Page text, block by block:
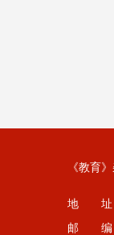
《教育
地 址：
邮 编